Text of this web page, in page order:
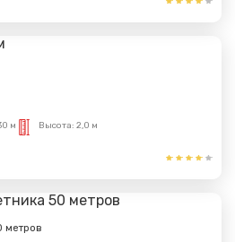
м Высота: 2,0 м
метров